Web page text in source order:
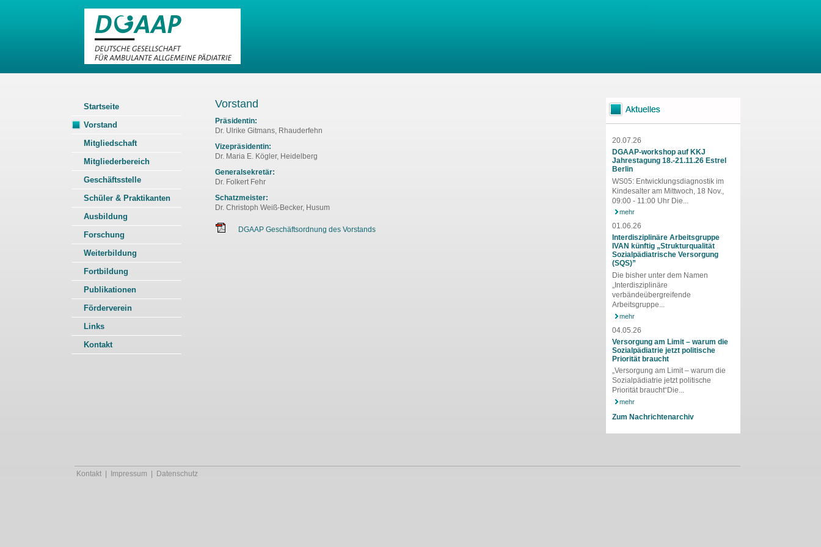
Startseite
Vorstand
Mitgliedschaft
Mitgliederbereich
Geschäftsstelle
Schüler & Praktikanten
Ausbildung
Forschung
Weiterbildung
Fortbildung
Publikationen
Förderverein
Links
Kontakt
Vorstand
Präsidentin:
Dr. Ulrike Gitmans, Rhauderfehn
Vizepräsidentin:
Dr. Maria E. Kögler, Heidelberg
Generalsekretär:
Dr. Folkert Fehr
Schatzmeister:
Dr. Christoph Weiß-Becker, Husum
DGAAP Geschäftsordnung des Vorstands
20.07.26
DGAAP-workshop auf KKJ
Jahrestagung 18.-21.11.26 Estrel
Berlin
WS05: Entwicklungsdiagnostik im
Kindesalter am Mittwoch, 18 Nov.,
09:00 - 11:00 Uhr Die...
mehr
01.06.26
Interdisziplinäre Arbeitsgruppe
IVAN künftig „Strukturqualität
Sozialpädiatrische Versorgung
(SQS)”
Die bisher unter dem Namen
„Interdisziplinäre
verbändeübergreifende
Arbeitsgruppe...
mehr
04.05.26
Versorgung am Limit – warum die
Sozialpädiatrie jetzt politische
Priorität braucht
„Versorgung am Limit – warum die
Sozialpädiatrie jetzt politische
Priorität braucht“Die...
mehr
Zum Nachrichtenarchiv
Kontakt Impressum Datenschutz